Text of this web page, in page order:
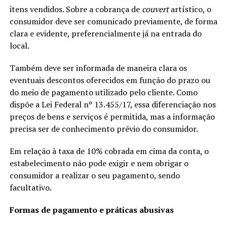
itens vendidos. Sobre a cobrança de couvertartístico, o
consumidor deve ser comunicado previamente, de forma
clara e evidente, preferencialmente já na entrada do
local.
Também deve ser informada de maneira clara os
eventuais descontos oferecidos em função do prazo ou
do meio de pagamento utilizado pelo cliente. Como
dispõe a Lei Federal nº 13.455/17, essa diferenciação nos
preços de bens e serviços é permitida, mas a informação
precisa ser de conhecimento prévio do consumidor.
Em relação à taxa de 10% cobrada em cima da conta, o
estabelecimento não pode exigir e nem obrigar o
consumidor a realizar o seu pagamento, sendo
facultativo.
Formas de pagamento e práticas abusivas